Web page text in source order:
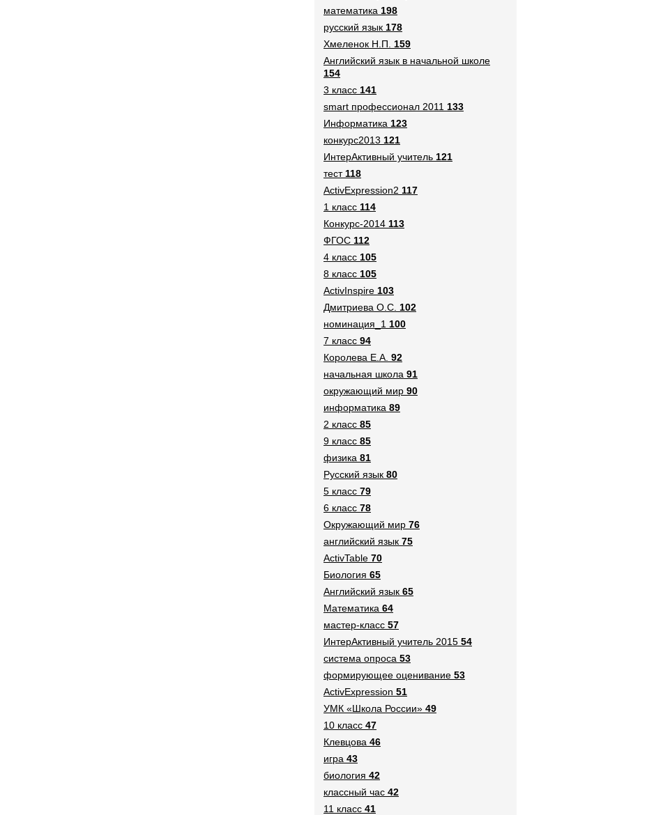
математика 198
русский язык 178
Хмеленок Н.П.
159
Английский язык в начальной школе
154
3 класс 141
smart профессионал 2011 133
Информатика 123
конкурс2013 121
ИнтерАктивный учитель 121
тест118
ActivExpression2 117
1 класс 114
Конкурс-2014 113
ФГОС 112
4 класс 105
8 класс 105
ActivInspire 103
Дмитриева О.С. 102
номинация_1 100
7 класс 94
Королева Е.А. 92
начальная школа 91
окружающий мир 90
информатика 89
2 класс 85
9 класс 85
физика 81
Русский язык 80
5 класс 79
6 класс 78
Окружающий мир 76
английский язык 75
ActivTable 70
Биология 65
Английский язык 65
Математика 64
мастер-класс 57
ИнтерАктивный учитель 2015 54
система опроса 53
формирующее оценивание 53
ActivExpression 51
УМК «Школа России» 49
10 класс 47
Клевцова 46
игра 43
биология 42
классный час 42
11 класс 41